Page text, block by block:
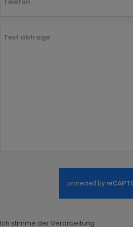
Text abfrage
Ich stimme der Verarbeitung